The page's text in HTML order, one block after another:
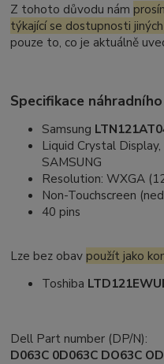
Z tohoto důvodu nám
týkající se dostupnosti
pouze to, co je aktuálně
Specifikace
Samsung
Liquid Crystal
SAMSUNG
Resolution: WXGA
Non-Touchscreen
40 pins
Lze bez obav použít jako
Toshiba
Dell Part number (DP/N):
D063C 0D063C DO63C